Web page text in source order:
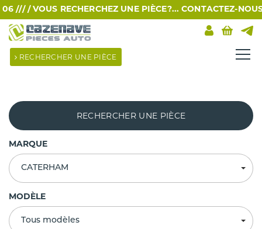
/// / VOUS RECHERCHEZ UNE PIÈCE?... CONTACTEZ-
RECHERCHER UNE PIÈCE
RECHERCHER UNE PIÈCE
MARQUE
CATERHAM
MODÈLE
Tous modèles